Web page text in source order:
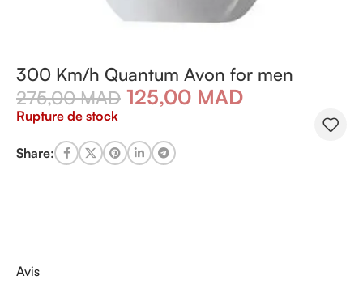
300 Km/h Quantum Avon for men
275,00MAD 125,00 MAD
Rupture de stock
Share:
Avis